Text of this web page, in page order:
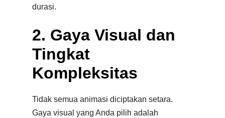
durasi.
2. Gaya Visual dan
Tingkat
Kompleksitas
Tidak semua animasi diciptakan setara.
Gaya visual yang Anda pilih adalah